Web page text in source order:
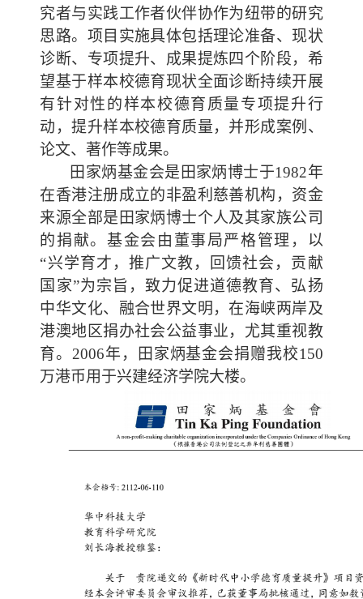
究者与实践工作者伙伴协作为纽带的研究
思路。项目实施具体包括理论准备、现状
诊断、专项提升、成果提炼四个阶段，希
望基于样本校德育现状全面诊断持续开展
有针对性的样本校德育质量专项提升行
动，提升样本校德育质量，并形成案例、
论文、著作等成果。
田家炳基金会是田家炳博士于1982年
在香港注册成立的非盈利慈善机构，资金
来源全部是 田家炳博士个人及其家族公司
的捐献。基金会由董事局严格管理，以
“兴学育才，推广文教，回馈社会，贡献
国家”为宗旨，致力促进道德教育、弘扬
中华文化、融合世界文明，在海峡两岸及
港澳地区捐办社会公益事业，尤其重视教
育。 2006年，田家炳基金会捐赠我校150
万港币用于兴建经济学院大楼。